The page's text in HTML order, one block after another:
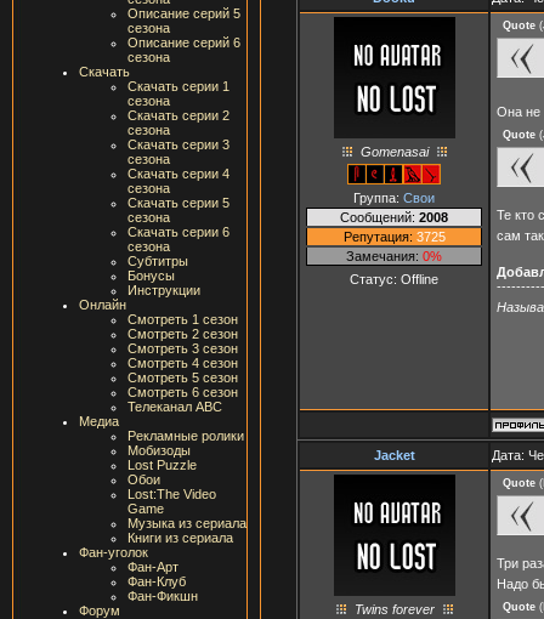
Описание серий 5
сезона
Описание серий 6
сезона
Скачать
Скачать серии 1
сезона
Скачать серии 2
сезона
Скачать серии 3
сезона
Скачать серии 4
сезона
Скачать серии 5
сезона
Скачать серии 6
сезона
Субтитры
Бонусы
Инструкции
Онлайн
Смотреть 1 сезон
Смотреть 2 сезон
Смотреть 3 сезон
Смотреть 4 сезон
Смотреть 5 сезон
Смотреть 6 сезон
Телеканал ABC
Медиа
Рекламные ролики
Мобизоды
Lost Puzzle
Обои
Lost:The Video
Game
Музыка из сериала
Книги из сериала
Фан-уголок
Фан-Арт
Фан-Клуб
Фан-Фикшн
Форум
Gomenasai
Группа: Свои
Сообщений: 2008
Репутация: 3725
Замечания: 0%
Статус: Offline
Quote (
Она не
Quote (
Те кто
сам
Jacket Дата:
Twins forever
Quote (
Три
Надо
Quote (